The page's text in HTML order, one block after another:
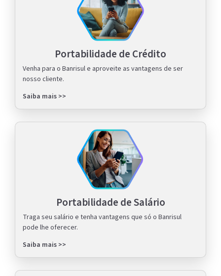
Portabilidade de Crédito
Venha para o Banrisul e aproveite as vantagens de ser
nosso cliente.
Saiba mais >>
Portabilidade de Salário
Traga seu salário e tenha vantagens que só o Banrisul
pode lhe oferecer.
Saiba mais >>